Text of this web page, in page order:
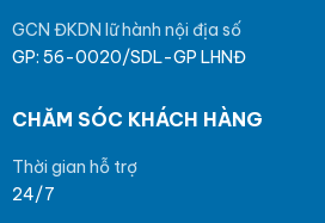
GCN ĐKDN lữ hành nội địa số
GP: 56-0020/SDL-GP LHNĐ
CHĂM SÓC KHÁCH HÀNG
Thời gian hỗ trợ
24/7